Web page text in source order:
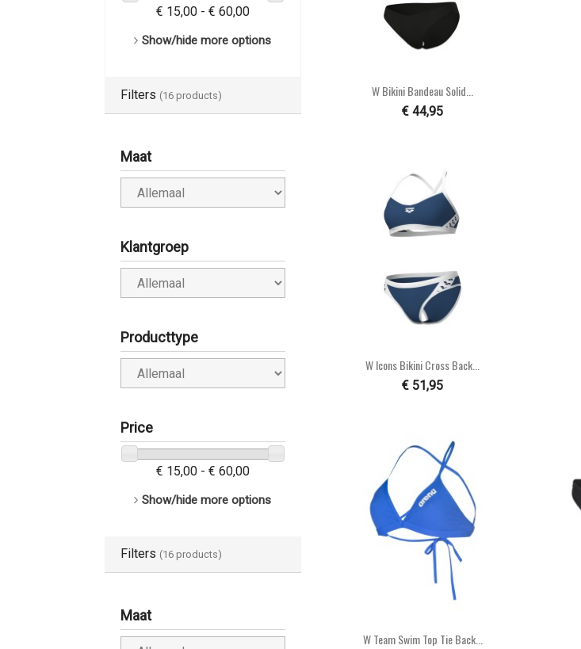
€ 15,00 - € 60,00
Show/hide more options
Filters (16 products)
Maat
Klantgroep
Producttype
Price
€ 15,00 - € 60,00
Show/hide more options
Filters (16 products)
Maat
Snel bekijken
W Bikini Bandeau Solid...
€ 44,95
Snel bekijken
W Icons Bikini Cross Back...
€ 51,95
Snel bekijken
W Team Swim Top Tie Back...